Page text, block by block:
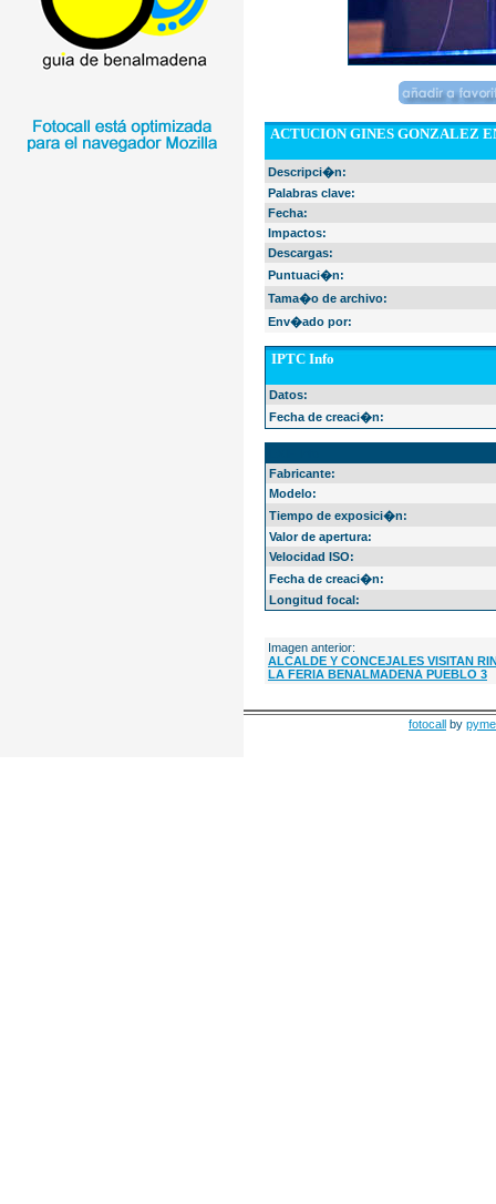
ACTUCION GINES GONZALEZ
Descripci�n:
Palabras clave:
Fecha:
Impactos:
Descargas:
Puntuaci�n:
Tama�o de archivo:
Env�ado por:
IPTC Info
Datos:
Fecha de creaci�n:
Fabricante:
Modelo:
Tiempo de exposici�n:
Valor de apertura:
Velocidad ISO:
Fecha de creaci�n:
Longitud focal:
Imagen anterior:
ALCALDE Y CONCEJALES VISITAN
LA FERIA BENALMADENA PUEBLO 3
fotocall by